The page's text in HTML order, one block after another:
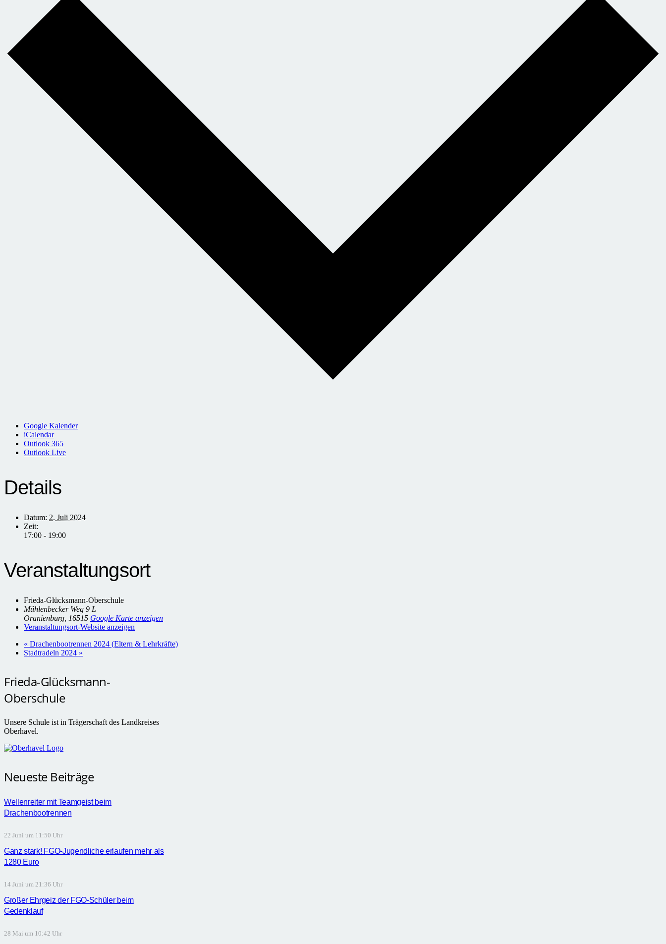
Google Kalender
iCalendar
Outlook 365
Outlook Live
Details
Datum: 2. Juli 2024
Zeit:
17:00 - 19:00
Veranstaltungsort
Frieda-Glücksmann-Oberschule
Mühlenbecker Weg 9 L
Oranienburg 16515 Google Karte anzeigen
Veranstaltungsort-Website anzeigen
« Drachenbootrennen 2024 (Eltern & Lehrkräfte)
Stadtradeln 2024 »
Frieda-Glücksmann-
Oberschule
Unsere Schule ist in Trägerschaft des Landkreises
Oberhavel.
Neueste Beiträge
Wellenreiter mit Teamgeist beim
Drachenbootrennen
22 Juni um 11:50 Uhr
Ganz stark! FGO-Jugendliche erlaufen mehr als
1280 Euro
14 Juni um 21:36 Uhr
Großer Ehrgeiz der FGO-Schüler beim
Gedenklauf
28 Mai um 10:42 Uhr